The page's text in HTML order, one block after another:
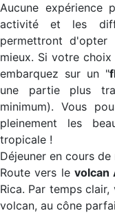
Aucune expérience
activité et les
permettront
mieux. Si votre
embarquez sur un "
une partie plus
minimum). Vous
pleinement les
tropicale !
Déjeuner en cours de
Route vers le volcan
Rica. Par temps
volcan, au cône